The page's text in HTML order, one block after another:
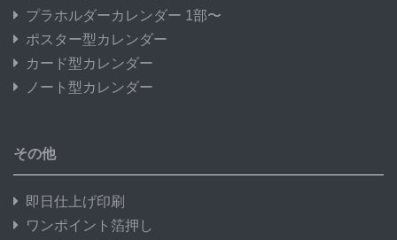
プラホルダーカレンダー 1部〜
ポスター型カレンダー
カード型カレンダー
ノート型カレンダー
その他
即日仕上げ印刷
ワンポイント箔押し